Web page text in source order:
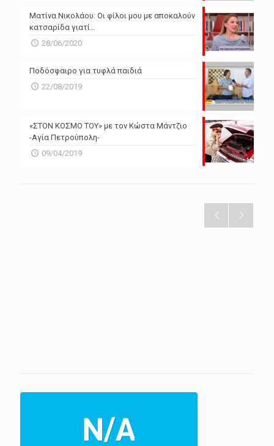
Ματίνα Νικολάου: Οι φίλοι μου με αποκαλούν
κατσαρίδα γιατί…
28/06/2020
Ποδόσφαιρο για τυφλά παιδιά
22/08/2019
«ΣΤΟΝ ΚΟΣΜΟ ΤΟΥ» με τον Κώστα Μάντζιο
-Αγία Πετρούπολη-
09/04/2019